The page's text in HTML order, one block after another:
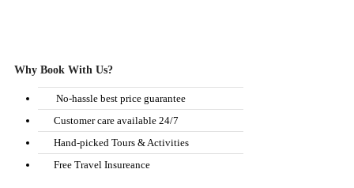
Why Book With Us?
No-hassle best price guarantee
Customer care available 24/7
Hand-picked Tours & Activities
Free Travel Insureance